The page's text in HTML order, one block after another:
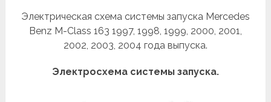
Электрическая схема системы запуска Mercedes
Benz M-Class 163 1997, 1998, 1999, 2000, 2001,
2002, 2003, 2004 года выпуска.
Электросхема системы запуска.